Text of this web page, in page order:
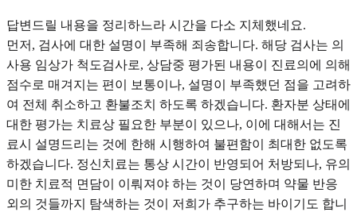
답변드릴 내용을 정리하느라 시간을 다소 지체했네요.
먼저, 검사에 대한 설명이 부족해 죄송합니다. 해당 검사는 의
사용 임상가 척도검사로, 상담중 평가된 내용이 진료의에 의해
점수로 매겨지는 편이 보통이나, 설명이 부족했던 점을 고려하
여 전체 취소하고 환불조치 하도록 하겠습니다. 환자분 상태에
대한 평가는 치료상 필요한 부분이 있으나, 이에 대해서는 진
료시 설명드리는 것에 한해 시행하여 불편함이 최대한 없도록
하겠습니다. 정신치료는 통상 시간이 반영되어 처방되나, 유의
미한 치료적 면담이 이뤄져야 하는 것이 당연하며 약물 반응
외의 것들까지 탐색하는 것이 저희가 추구하는 바이기도 합니